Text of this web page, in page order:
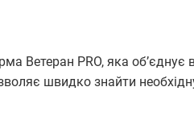
Ветеран PRO, яка об’єднує
швидко знайти